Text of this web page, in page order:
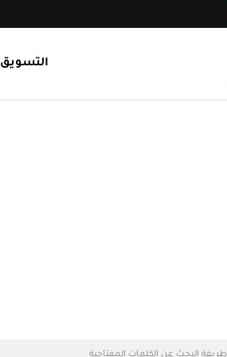
التسويق
طريقة البحث عن الكلمات المفتاحية